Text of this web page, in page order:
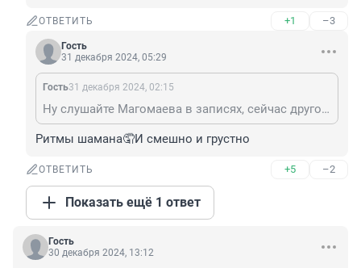
ОТВЕТИТЬ +1 –3
Гость
31 декабря 2024, 05:29
Гость31 декабря 2024, 02:15
Ну слушайте Магомаева в записях, сейчас другое время, другие ритмы, смыслы, что было вчера современное поколение не воспринимает
Ритмы шамана🤦И смешно и грустно
ОТВЕТИТЬ +5 –2
Показать ещё 1 ответ
Гость
30 декабря 2024, 13:12